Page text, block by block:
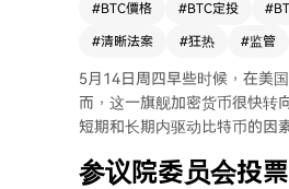
#BTC價格 #BTC定投 #
#清晰法案 #狂热 #监管
5月14日周四早些时候，在美
而，这一旗舰加密货币很快转
短期和长期内驱动比特币的因
参议院委员会投